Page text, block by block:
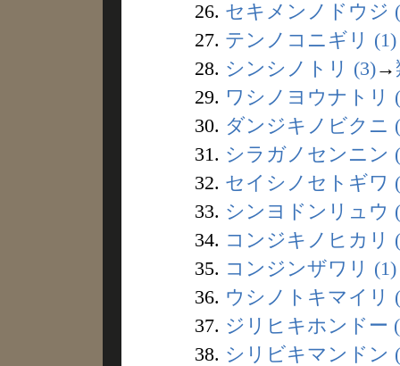
26. セキメンノドウジ
27. テンノコニギリ (1)
28. シンシノトリ (3)→
29. ワシノヨウナトリ
30. ダンジキノビクニ
31. シラガノセンニン
32. セイシノセトギワ
33. シンヨドンリュウ
34. コンジキノヒカリ
35. コンジンザワリ (1)
36. ウシノトキマイリ
37. ジリヒキホンドー
38. シリビキマンドン